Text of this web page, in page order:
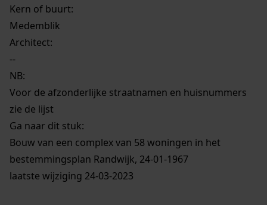
Kern of buurt:
Medemblik
Architect:
--
NB:
Voor de afzonderlijke straatnamen en huisnummers
zie de lijst
Ga naar dit stuk:
Bouw van een complex van 58 woningen in het
bestemmingsplan Randwijk, 24-01-1967
laatste wijziging 24-03-2023